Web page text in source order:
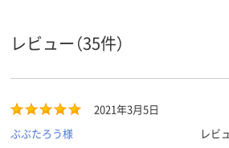
レビュー（35件）
2021年3月5日
ぶぶたろう様
レビ